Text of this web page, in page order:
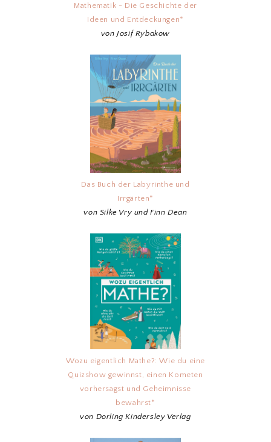
Mathematik - Die Geschichte der
Ideen und Entdeckungen*
von Josif Rybakow
Das Buch der Labyrinthe und
Irrgärten*
von Silke Vry und Finn Dean
Wozu eigentlich Mathe?: Wie du eine
Quizshow gewinnst, einen Kometen
vorhersagst und Geheimnisse
bewahrst*
von Dorling Kindersley Verlag